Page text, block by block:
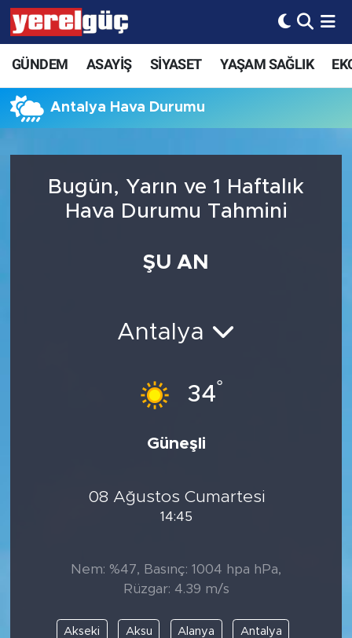
GÜNDEM ASAYİŞ SİYASET YAŞAM SAĞLIK
Antalya Hava Durumu
Bugün, Yarın ve 1 Haftalık
Hava Durumu Tahmini
ŞU AN
Antalya
34°
Güneşli
08 Ağustos Cumartesi
14:45
Nem: %47, Basınç: 1004 hpa hPa,
Rüzgar: 4.39 m/s
Akseki Aksu Alanya Antalya